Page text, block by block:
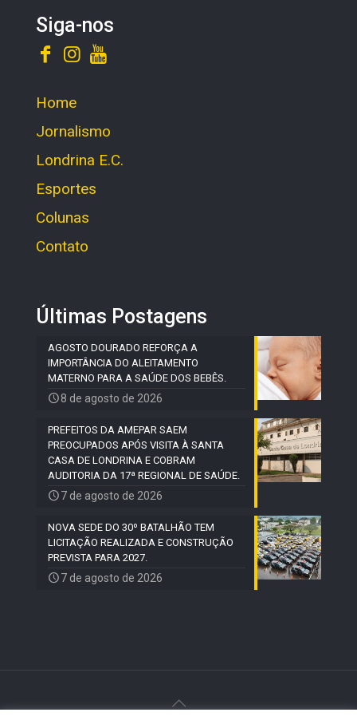
Siga-nos
Home
Jornalismo
Londrina E.C.
Esportes
Colunas
Contato
Últimas Postagens
AGOSTO DOURADO REFORÇA A
IMPORTÂNCIA DO ALEITAMENTO
MATERNO PARA A SAÚDE DOS BEBÊS.
8 de agosto de 2026
PREFEITOS DA AMEPAR SAEM
PREOCUPADOS APÓS VISITA À SANTA
CASA DE LONDRINA E COBRAM
AUDITORIA DA 17ª REGIONAL DE SAÚDE.
7 de agosto de 2026
NOVA SEDE DO 30º BATALHÃO TEM
LICITAÇÃO REALIZADA E CONSTRUÇÃO
PREVISTA PARA 2027.
7 de agosto de 2026